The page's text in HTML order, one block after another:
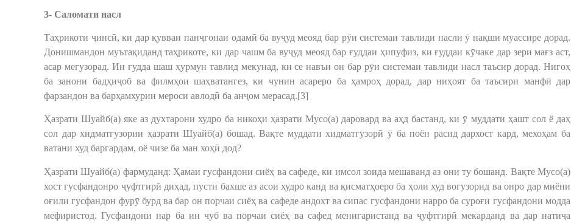
3- Саломати насл
Таҳрикоти ҷинсӣ, ки дар қувваи панҷгонаи одамӣ ба вуҷуд меояд бар рӯи системаи тавлиди насли ӯ нақши муассире дорад.
Донишмандон муътақиданд таҳрикоте, ки дар чашм ба вуҷуд меояд бар ғуддаи ҳипуфиз, ки ғуддаи кӯчаке дар зери мағз аст,
асар мегузорад. Ин ғудда шаш ҳурмун тавлид мекунад, ки се навъи он бар рӯи системаи тавлиди насл таъсир дорад. Нигоҳ
ба занони бадҳиҷоб ва филмҳои шаҳватангез, ки чунин асареро ба ҳамроҳ дорад, дар ниҳоят ба таъсири манфӣ дар
фарзандон ва барҳамхурии мероси авлодӣ ба анҷом мерасад.[3]
Ҳазрати Шуайб(а) яке аз духтарони худро ба никоҳи ҳазрати Мусо(а) даровард ва аҳд бастанд, ки ӯ муддати ҳашт сол ё даҳ
сол дар хидматгузории ҳазрати Шуайб(а) бошад. Вақте муддати хидматгузорӣ ӯ ба поён расид дархост кард, мехоҳам ба
ватани худ баргардам, оё чизе ба ман хоҳӣ дод?
Ҳазрати Шуайб(а) фармуданд: Ҳамаи гусфандони сиёҳ ва сафеде, ки имсол зоида мешаванд аз они ту бошанд. Вақте Мусо(а)
хост гусфандонро ҷуфтгирӣ диҳад, пусти бахше аз асои худро канд ва қисматҳоеро ба ҳоли худ вогузорид ва онро дар миёни
оғили гусфандон фурӯ бурд ва бар он порчаи сиёҳ ва сафеде андохт ва сипас гусфандони нарро ба суроғи гусфандони модда
мефиристод. Гусфандони нар ба ин чуб ва порчаи сиёҳ ва сафед менигаристанд ва ҷуфтгирӣ мекарданд ва дар натиҷа